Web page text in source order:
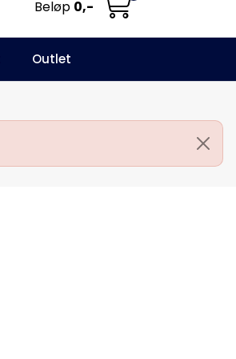
Favoritter
Beløp 0,-
Outlet